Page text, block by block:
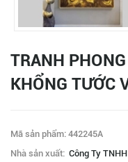
TRANH
KHỔNG TƯỚC
Mã sản phẩm: 442245A
Nhà sản xuất: Công Ty